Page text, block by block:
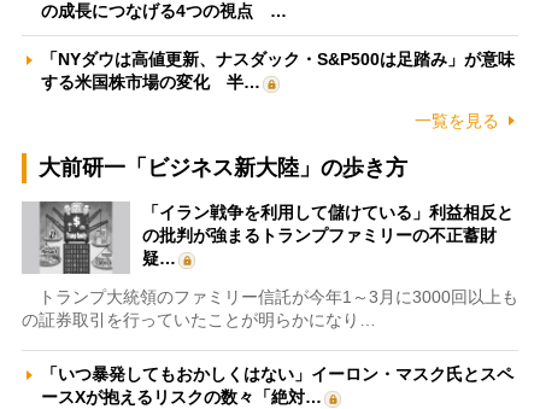
の成長につなげる4つの視点 …
「NYダウは高値更新、ナスダック・S&P500は足踏み」が意味
する米国株市場の変化 半…
一覧を見る
大前研一「ビジネス新大陸」の歩き方
「イラン戦争を利用して儲けている」利益相反と
の批判が強まるトランプファミリーの不正蓄財
疑…
トランプ大統領のファミリー信託が今年1～3月に3000回以上も
の証券取引を行っていたことが明らかになり…
「いつ暴発してもおかしくはない」イーロン・マスク氏とスペ
ースXが抱えるリスクの数々「絶対…